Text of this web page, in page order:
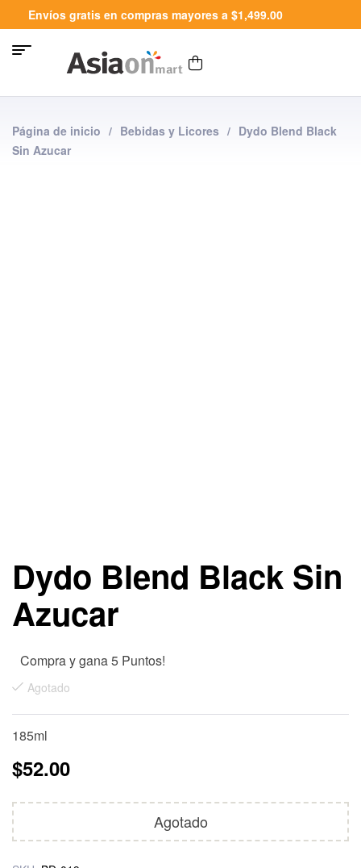
Envíos gratis en compras mayores a $1,499.00
Página de inicio / Bebidas y Licores / Dydo Blend Black
Sin Azucar
Dydo Blend Black Sin
Azucar
Compra y gana 5 Puntos!
Agotado
185ml
$52.00
Agotado